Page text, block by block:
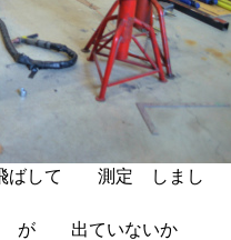
して 測定 しまし
出ていないか